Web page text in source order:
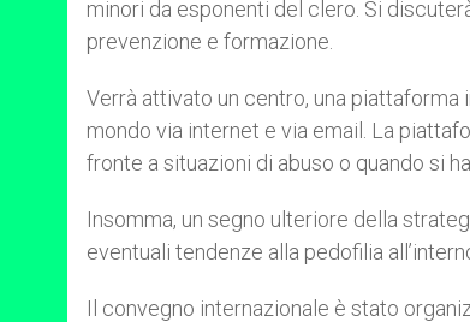
minori da esponenti del clero. Si
prevenzione e formazione.
Verrà attivato un centro, una piattaforma
mondo via internet e via email. La
fronte a situazioni di abuso o quando si
Insomma, un segno ulteriore della
eventuali tendenze alla pedofilia
Il convegno internazionale è stato